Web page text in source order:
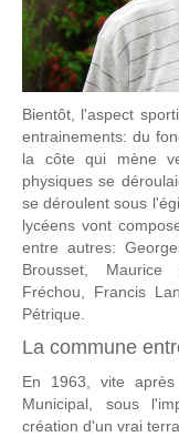
Bientôt, l'aspect
entrainements: du
la côte qui mène
physiques se
se déroulent sous
lycéens vont
entre autres:
Brousset, Maurice
Fréchou, Francis
Pétrique.
La commune
En 1963, vite
Municipal, sous
création d'un vrai